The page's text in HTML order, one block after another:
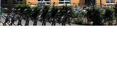
Ik zoek een school